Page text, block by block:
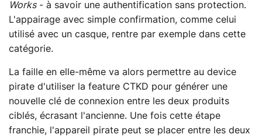
Works- à savoir une authentification sans protection.
L'appairage avec simple confirmation, comme celui
utilisé avec un casque, rentre par exemple dans cette
catégorie.
La faille en elle-même va alors permettre au device
pirate d'utiliser la feature CTKD pour générer une
nouvelle clé de connexion entre les deux produits
ciblés, écrasant l'ancienne. Une fois cette étape
franchie, l'appareil pirate peut se placer entre les deux